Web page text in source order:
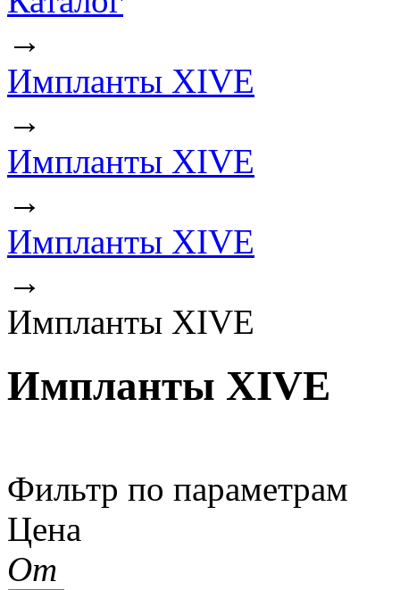
→
Импланты XIVE
→
Импланты XIVE
→
Импланты XIVE
→
Импланты XIVE
Импланты XIVE
Фильтр по параметрам
Цена
От